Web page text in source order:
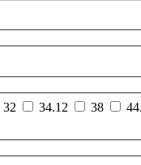
32 34.12 38